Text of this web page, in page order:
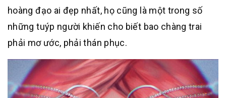
hoàng đạo ai đẹp nhất, họ cũng là một trong số
những tuýp người khiến cho biết bao chàng trai
phải mơ ước, phải thán phục.